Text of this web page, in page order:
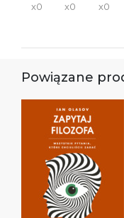
x0
x0
x0
Powiązane